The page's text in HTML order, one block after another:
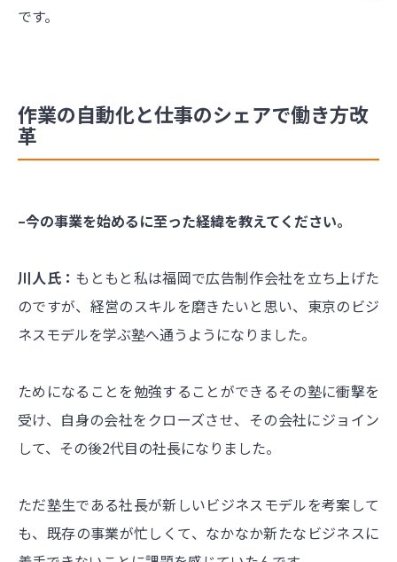
です。
作業の自動化と仕事のシェアで働き方改
革
–今の事業を始めるに至った経緯を教えてください。
川人氏： もともと私は福岡で広告制作会社を立ち上げた
のですが、経営のスキルを磨きたいと思い、東京のビジ
ネスモデルを学ぶ塾へ通うようになりました。
ためになることを勉強することができるその塾に衝撃を
受け、自身の会社をクローズさせ、その会社にジョイン
して、その後2代目の社長になりました。
ただ塾生である社長が新しいビジネスモデルを考案して
も、既存の事業が忙しくて、なかなか新たなビジネスに